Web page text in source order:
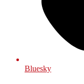
Bluesky